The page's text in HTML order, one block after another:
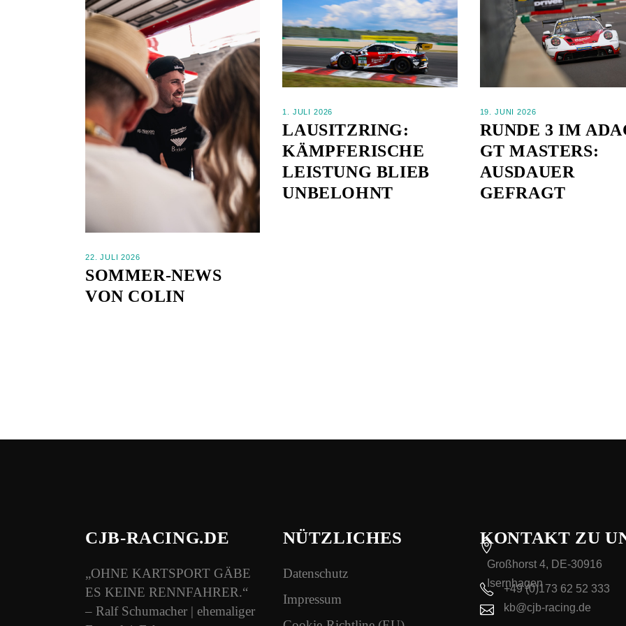
22. JULI 2026
SOMMER-NEWS
VON COLIN
1. JULI 2026
LAUSITZRING:
KÄMPFERISCHE
LEISTUNG BLIEB
UNBELOHNT
19. JUNI 2026
RUNDE 3 IM
GT MASTERS:
AUSDAUER
GEFRAGT
CJB-RACING.DE
„OHNE KARTSPORT GÄBE
ES KEINE RENNFAHRER.“
– Ralf Schumacher | ehemaliger
NÜTZLICHES
Datenschutz
Impressum
KONTAKT ZU
Großhorst 4, DE-30916
Isernhagen
+49 (0)173 62 52 333
kb@cjb-racing.de